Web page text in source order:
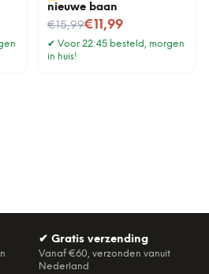
nieuwe baan
€15,99
Nu voor€11,99
✔ Voor 22:45 besteld, morgen
in huis!
✔ Gratis verzending
Vanaf €60, verzonden vanuit
Nederland